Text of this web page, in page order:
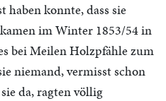
haben konnte, dass sie
im Winter 1853/54 in
bei Meilen Holzpfähle zum
niemand, vermisst schon
da, ragten völlig